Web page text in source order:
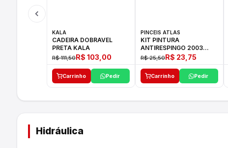
KALA
CADEIRA DOBRAVEL
PRETA KALA
R$ 111,50R$ 103,00
Carrinho Pedir
PINCEIS ATLAS
KIT PINTURA
ANTIRESPINGO 2003
ATLAS 03 PCS
R$ 25,50R$ 23,75
Carrinho Pedir
Hidráulica